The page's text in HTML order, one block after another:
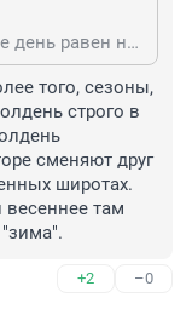
Ерунду не говорите)). На экваторе день равен ночи круглый год
того, сезоны,
строго в
сменяют друг
широтах.
там
+2 –0